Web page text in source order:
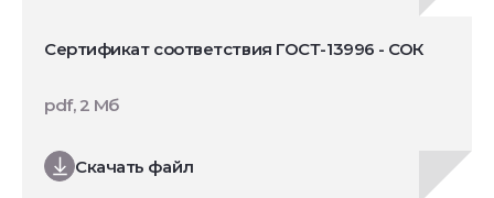
Сертификат соответствия ГОСТ-13996 - СОК
Скачать файл
pdf, 2 Мб